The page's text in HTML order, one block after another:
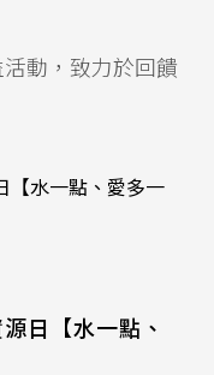
動，致力於回饋
日【水一點、